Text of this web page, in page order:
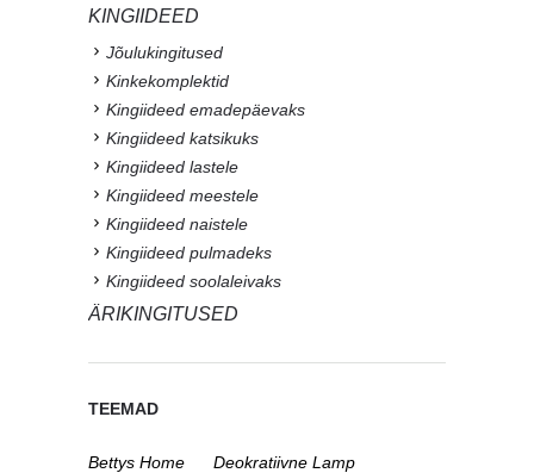
KINGIIDEED
Jõulukingitused
Kinkekomplektid
Kingiideed emadepäevaks
Kingiideed katsikuks
Kingiideed lastele
Kingiideed meestele
Kingiideed naistele
Kingiideed pulmadeks
Kingiideed soolaleivaks
ÄRIKINGITUSED
TEEMAD
Bettys Home
Deokratiivne Lamp